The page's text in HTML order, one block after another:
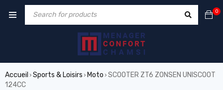
0
Accueil › Sports & Loisirs › Moto › SCOOTER ZT6 ZONSEN UNISCOOT
124CC